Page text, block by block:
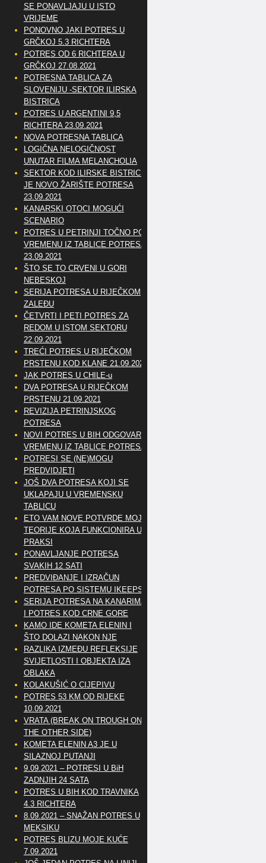
SE PONAVLJAJU U ISTO
VRIJEME
PONOVNO JAKI POTRES U
GRČKOJ 5.3 RICHTERA
POTRES OD 6 RICHTERA U
GRČKOJ 27.08.2021
POTRESNA TABLICA ZA
SLOVENIJU -SEKTOR ILIRSKA
BISTRICA
POTRES U ARGENTINI 9,5
RICHTERA 23.09.2021
NOVA POTRESNA TABLICA
LOGIČNA NELOGIČNOST
UNUTAR FILMA MELANCHOLIA
SEKTOR KOD ILIRSKE BISTRICE
JE NOVO ŽARIŠTE POTRESA
23.09.2021
KANARSKI OTOCI MOGUĆI
SCENARIO
POTRES U PETRINJI TOČNO PO
VREMENU IZ TABLICE POTRESA
23.09.2021
ŠTO SE TO CRVENI U GORI
NEBESKOJ
SERIJA POTRESA U RIJEČKOM
ZALEĐU
ČETVRTI I PETI POTRES ZA
REDOM U ISTOM SEKTORU
22.09.2021
TREĆI POTRES U RIJEČKOM
PRSTENU KOD KLANE 21.09.2021
JAK POTRES U CHILE-u
DVA POTRESA U RIJEČKOM
PRSTENU 21.09.2021
REVIZIJA PETRINJSKOG
POTRESA
NOVI POTRES U BIH ODGOVARA
VREMENU IZ TABLICE POTRESA
POTRESI SE (NE)MOGU
PREDVIDJETI
JOŠ DVA POTRESA KOJI SE
UKLAPAJU U VREMENSKU
TABLICU
ETO VAM NOVE POTVRDE MOJE
TEORIJE KOJA FUNKCIONIRA U
PRAKSI
PONAVLJANJE POTRESA
SVAKIH 12 SATI
PREDVIĐANJE I IZRAČUN
POTRESA PO SISTEMU IKEEPS
SERIJA POTRESA NA KANARIMA
I POTRES KOD CRNE GORE
KAMO IDE KOMETA ELENIN I
ŠTO DOLAZI NAKON NJE
RAZLIKA IZMEĐU REFLEKSIJE
SVIJETLOSTI I OBJEKTA IZA
OBLAKA
KOLAKUŠIĆ O CIJEPIVU
POTRES 53 KM OD RIJEKE
10.09.2021
VRATA (BREAK ON TROUGH ON
THE OTHER SIDE)
KOMETA ELENIN A3 JE U
SILAZNOJ PUTANJI
9.09.2021 – POTRESI U BiH
ZADNJIH 24 SATA
POTRES U BIH KOD TRAVNIKA
4.3 RICHTERA
8.09.2021 – SNAŽAN POTRES U
MEKSIKU
POTRES BLIZU MOJE KUĆE
7.09.2021